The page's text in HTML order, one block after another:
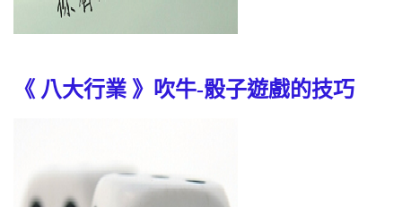
《 八大行業 》吹牛-骰子遊戲的技巧